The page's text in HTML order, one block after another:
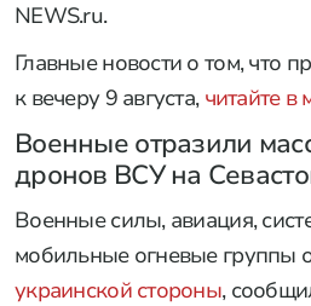
NEWS.ru.
Главные новости о том, что
к вечеру 9 августа, читайте в
Военные отразили
дронов ВСУ на
Военные силы, авиация,
мобильные огневые группы
украинской стороны,